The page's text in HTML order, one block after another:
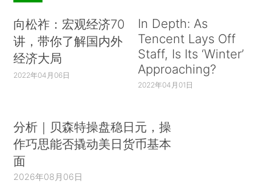
向松祚：宏观经济70
讲，带你了解国内外
经济大局
2022年04月06日
In Depth: As
Tencent Lays Off
Staff, Is Its ‘Winter’
Approaching?
2022年04月01日
分析｜贝森特操盘稳日元，操
作巧思能否撬动美日货币基本
面
2026年08月06日